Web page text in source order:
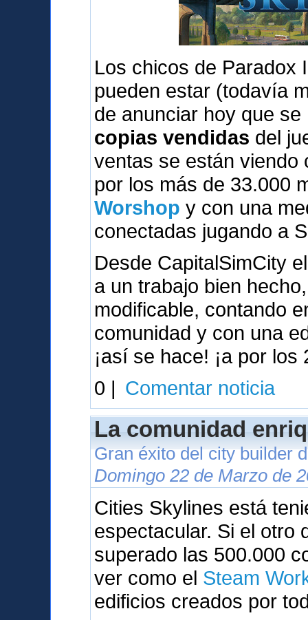
Los chicos de Paradox
pueden estar (todavía
de anunciar hoy que
copias vendidas del
ventas se están viendo
por los más de 33.000
Worshop y con una
conectadas jugando a
Desde CapitalSimCity
a un trabajo bien
modificable, contando
comunidad y con una
¡así se hace! ¡a por los
0 | Comentar noticia
La comunidad
Gran éxito del city builder
Domingo 22 de Marzo de
Cities Skylines está
espectacular. Si el otro
superado las 500.000
ver como el Steam
edificios creados por